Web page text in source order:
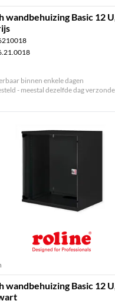
wandbehuizing Basic 12
binnen enkele dagen
- meestal dezelfde dag
wandbehuizing Basic 12